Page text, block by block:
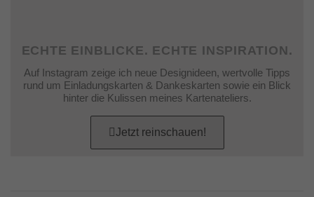
ECHTE EINBLICKE. ECHTE INSPIRATION.
Auf Instagram zeige ich neue Designideen, wertvolle Tipps
rund um Einladungskarten & Dankeskarten sowie ein Blick
hinter die Kulissen meines Kartenateliers.
Jetzt reinschauen!